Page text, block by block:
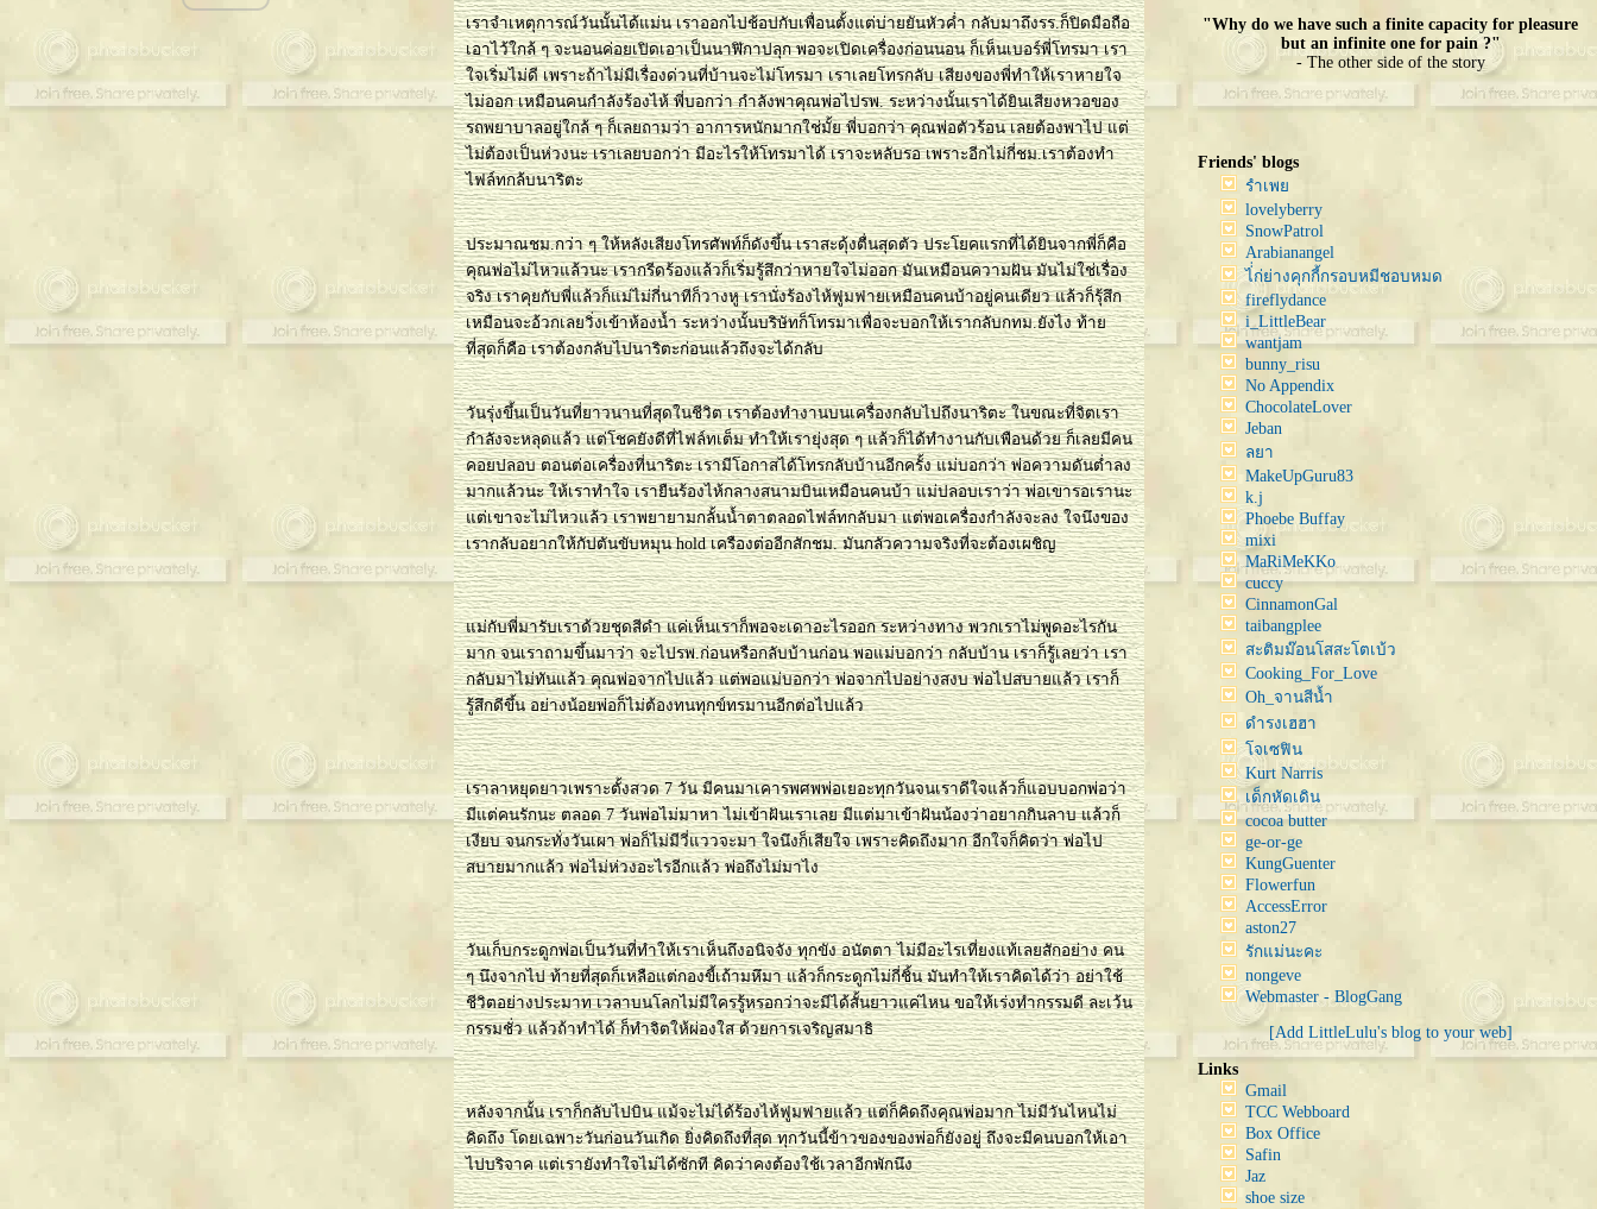
อัพ...อั้พพพพพพ...อัพ
ค ว า ม สุ ข
Meet ma new best friend ^__^
หมีถูกฆ่ากับหมาไม่ยอมกลับบ้าน
ไ ม่ ฉะ บ า
วันนี้ลัลล้า....
ขี้เกียจอีกแระ เฮ้อ...อ
อ๊ยยย...อะไรจะแม่นปานนี้คะเนี่
เราจำเหตุการณ์วันนั้นได้แม่น เราออกไปช้อปกับเพื่อนตั้งแต่บ่ายยันหัวค่ำ กลับมาถึงรร.ก็ปิดมือถือ
เอาไว้ใกล้ ๆ จะนอนค่อยเปิดเอาเป็นนาฬิกาปลุก พอจะเปิดเครื่องก่อนนอน ก็เห็นเบอร์พี่โทรมา เรา
จเริ่มไม่ดี เพราะถ้าไม่มีเรื่องด่วนที่บ้านจะไม่โทรมา เราเลยโทรกลับ เสียงของพี่ทำให้เราหายใจ
ไม่ออก เหมือนคนกำลังร้องไห้ พี่บอกว่า กำลังพาคุณพ่อไปรพ. ระหว่างนั้นเราได้ยินเสียงหวอของ
รถพยาบาลอยู่ใกล้ ๆ ก็เลยถามว่า อาการหนักมากใช่มั้ย พี่บอกว่า คุณพ่อตัวร้อน เลยต้องพาไป แต่
ไม่ต้องเป็นห่วงนะ เราเลยบอกว่า มีอะไรให้โทรมาได้ เราจะหลับรอ เพราะอีกไม่กี่ชม.เราต้องทำ
ไฟล์ทกล้บนาริตะ
ประมาณชม.กว่า ๆ ให้หลังเสียงโทรศัพท์ก็ดังขึ้น เราสะดุ้งตื่นสุดตัว ประโยคแรกที่ได้ยินจากพี่ก็คือ
คุณพ่อไม่ไหวแล้วนะ เรากรีดร้องแล้วก็เริ่มรู้สึกว่าหายใจไม่ออก มันเหมือนความฝัน มันไม่ใช่เรื่อง
จริง เราคุยกับพี่แล้วก็แม่ไม่กี่นาทีก็วางหู เรานั่งร้องไห้ฟูมฟายเหมือนคนบ้าอยู่คนเดียว แล้วก็รุ้สึก
เหมือนจะอ้วกเลยวิ่งเข้าห้องน้ำ ระหว่างนั้นบริษัทก็โทรมาเพื่อจะบอกให้เรากลับกทม.ยังไง ท้า
ที่สุดก็คือ เราต้องกลับไปนาริตะก่อนแล้วถึงจะได้กลับ
วันรุ่งขึ้นเป็นวันที่ยาวนานที่สุดในชีวิต เราต้องทำงานบนเครื่องกลับไปถึงนาริตะ ในขณะที่จิตเรา
กำลังจะหลุดแล้ว แต่โชคยังดีที่ไฟล์ทเต็ม ทำให้เรายุ่งสุด ๆ แล้วก็ได้ทำงานกับเพือนด้วย ก็เลยมีคน
คอยปลอบ ตอนต่อเครื่องที่นาริตะ เรามีโอกาสได้โทรกลับบ้านอีกครั้ง แม่บอกว่า พ่อความดันต่ำลง
มากแล้วนะ ให้เราทำใจ เรายืนร้องไห้กลางสนามบินเหมือนคนบ้า แม่ปลอบเราว่า พ่อเขารอเรานะ
ต่เขาจะไม่ไหวแล้ว เราพยายามกลั้นน้ำตาตลอดไฟล์ทกลับมา แต่พอเครื่องกำลังจะลง ใจนึงของ
เรากลับอยากให้กัปตันขับหมุน hold เครืองต่ออีกสักชม. มันกลัวความจริงที่จะต้องเผชิญ
ม่กับพี่มารับเราด้วยชุดสีดำ แค่เห็นเราก็พอจะเดาอะไรออก ระหว่างทาง พวกเราไม่พูดอะไรกัน
มาก จนเราถามขึ้นมาว่า จะไปรพ.ก่อนหรือกลับบ้านก่อน พอแม่บอกว่า กลับบ้าน เราก็รู้เลยว่า เรา
กลับมาไม่ทันแล้ว คุณพ่อจากไปแล้ว แต่พอแม่บอกว่า พ่อจากไปอย่างสงบ พ่อไปสบายแล้ว เราก็
รู้สึกดีขึ้น อย่างน้อยพ่อก็ไม่ต้องทนทุกข์ทรมานอีกต่อไปแล้ว
เราลาหยุดยาวเพราะตั้งสวด 7 วัน มีคนมาเคารพศพพ่อเยอะทุกวันจนเราดีใจแล้วก็แอบบอกพ่อว่า
มีแต่คนรักนะ ตลอด 7 วันพ่อไม่มาหา ไม่เข้าฝันเราเลย มีแต่มาเข้าฝันน้องว่าอยากกินลาบ แล้วก็
เงียบ จนกระทั่งวันเผา พ่อก็ไม่มีวี่แววจะมา ใจนึงก็เสียใจ เพราะคิดถึงมาก อีกใจก็คิดว่า พ่อไป
สบายมากแล้ว พ่อไม่ห่วงอะไรอีกแล้ว พ่อถึงไม่มาไง
วันเก็บกระดูกพ่อเป็นวันที่ทำให้เราเห็นถึงอนิจจัง ทุกขัง อนัตตา ไม่มีอะไรเที่ยงแท้เลยสักอย่าง คน
ๆ นึงจากไป ท้ายที่สุดก็เหลือแต่กองขี้เถ้ามหึมา แล้วก็กระดูกไม่กี่ชิ้น มันทำให้เราคิดได้ว่า อย่าใช้
ชีวิตอย่างประมาท เวลาบนโลกไม่มีใครรู้หรอกว่าจะมีได้สั้นยาวแค่ไหน ขอให้เร่งทำกรรมดี ละเว้น
กรรมชั่ว แล้วถ้าทำได้ ก็ทำจิตให้ผ่องใส ด้วยการเจริญสมาธิ
หลังจากนั้น เราก็กลับไปบิน แม้จะไม่ได้ร้องไห้ฟูมฟายแล้ว แต่ก็คิดถึงคุณพ่อมาก ไม่มีวันไหนไม่
คิดถึง โดยเฉพาะวันก่อนวันเกิด ยิ่งคิดถึงที่สุด ทุกวันนี้ข้าวของของพ่อก็ยังอยู่ ถึงจะมีคนบอกให้เอา
ไปบริจาค แต่เรายังทำใจไม่ได้ซักที คิดว่าคงต้องใช้เวลาอีกพักนึง
"Why do we have such a finite capacity for pleasure
but an infinite one for pain ?"
- The other side of the story
Friends' blogs
รำเพ
lovelyberry
SnowPatrol
Arabianangel
ไ่่ก่ย่างคุกกี้กรอบหมีชอบหมด
fireflydance
i_LittleBear
wantjam
bunny_risu
No Appendix
ChocolateLover
Jeban
ลยา
MakeUpGuru83
k.j
Phoebe Buffay
mixi
MaRiMeKKo
cuccy
CinnamonGal
taibangplee
สะติมม๊อนโสสะโตเบ้ว
Cooking_For_Love
Oh_จานสีน้ำ
ดำรงเฮฮา
จเซฟิน
Kurt Narris
เด็กหัดเดิน
cocoa butter
ge-or-ge
KungGuenter
Flowerfun
AccessError
aston27
รักแม่นะคะ
nongeve
Webmaster - BlogGang
[Add LittleLulu's blog to your web]
Links
Gmail
TCC Webboard
Box Office
Safin
Jaz
shoe size